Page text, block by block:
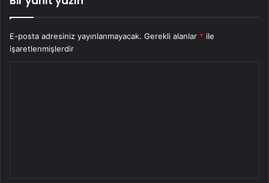
E-posta adresiniz yayınlanmayacak. Gerekli alanlar * ile
işaretlenmişlerdir